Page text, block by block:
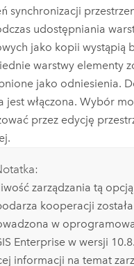
synchronizacji
udostępniania
jako kopii wystąpią
warstwy elementy
jako odniesienia.
jest włączona. Wybór
przez edycję
zarządzania tą
kooperacji została
w
Enterprisew wersji
informacji na temat